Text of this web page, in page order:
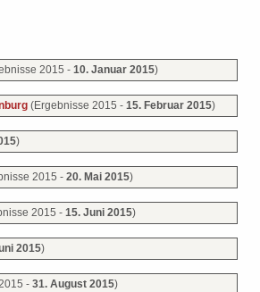
2015 - 10. Januar 2015)
(Ergebnisse 2015 - 15. Februar 2015)
)
2015 - 20. Mai 2015)
2015 - 15. Juni 2015)
2015)
- 31. August 2015)